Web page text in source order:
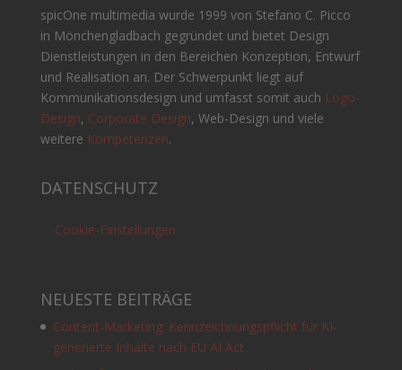
spicOne multimedia wurde 1999 von Stefano C. Picco
in Mönchengladbach gegründet und bietet Design
Dienstleistungen in den Bereichen Konzeption, Entwurf
und Realisation an. Der Schwerpunkt liegt auf
Kommunikationsdesign und umfasst somit auch Logo-
Design, Corporate Design, Web-Design und viele
weitere Kompetenzen.
DATENSCHUTZ
Cookie-Einstellungen
NEUESTE BEITRÄGE
Content-Marketing: Kennzeichnungspflicht für KI-
generierte Inhalte nach EU AI Act